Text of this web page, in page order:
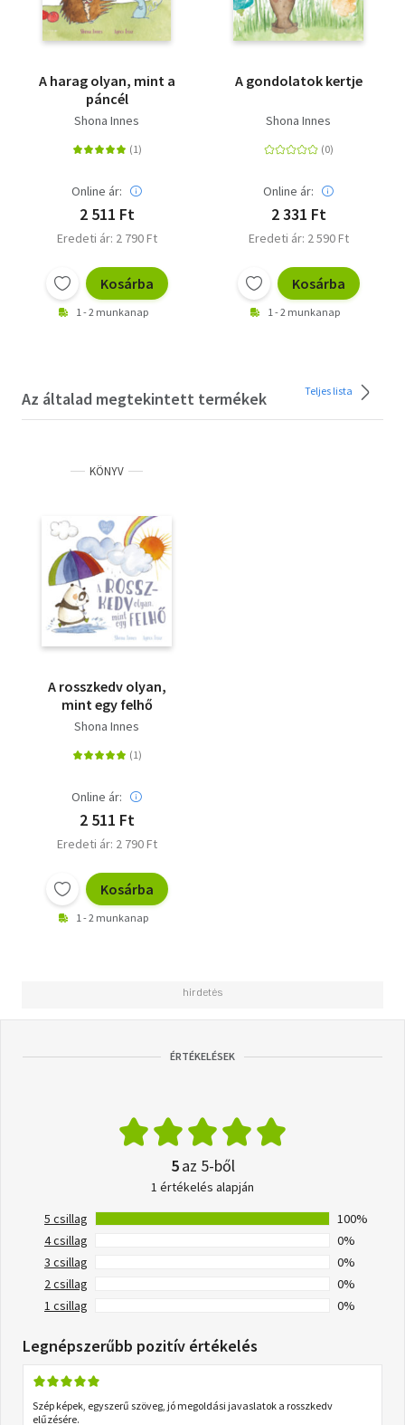
A harag olyan, mint a
páncél
Shona Innes
Online ár:
2 511 Ft
Eredeti ár: 2 790 Ft
Kosárba
1 - 2 munkanap
A gondolatok kertje
Shona Innes
Online ár:
2 331 Ft
Eredeti ár: 2 590 Ft
Kosárba
1 - 2 munkanap
Az általad megtekintett termékek Teljes lista
KÖNYV
A rosszkedv olyan,
mint egy felhő
Shona Innes
Online ár:
2 511 Ft
Eredeti ár: 2 790 Ft
Kosárba
1 - 2 munkanap
ÉRTÉKELÉSEK
5az 5-ből
1 értékelés alapján
5 csillag
100%
4 csillag
0%
3 csillag
0%
2 csillag
0%
1 csillag
0%
Legnépszerűbb pozitív értékelés
Szép képek, egyszerű szöveg, jó megoldási javaslatok a rosszkedv
elűzésére.